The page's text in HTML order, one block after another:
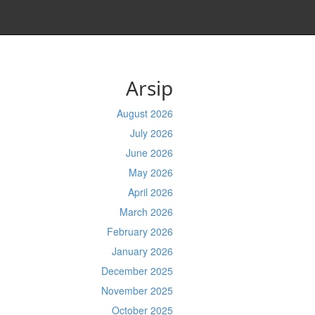
Arsip
August 2026
July 2026
June 2026
May 2026
April 2026
March 2026
February 2026
January 2026
December 2025
November 2025
October 2025